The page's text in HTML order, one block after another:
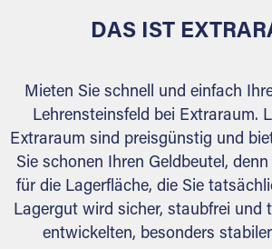
DAS IST
Mieten Sie schnell und einfach
Lehrensteinsfeld bei Extraraum.
Extraraum sind preisgünstig und
Sie schonen Ihren Geldbeutel,
für die Lagerfläche, die Sie
Lagergut wird sicher, staubfrei und
entwickelten, besonders